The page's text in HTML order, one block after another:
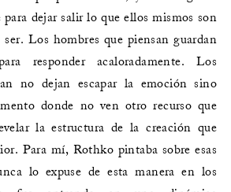
dejar salir lo que ellos mismos son
Los hombres que piensan guardan
responder acaloradamente. Los
no dejan escapar la emoción sino
donde no ven otro recurso que
la estructura de la creación que
Para mí, Rothko pintaba sobre esas
lo expuse de esta manera en los